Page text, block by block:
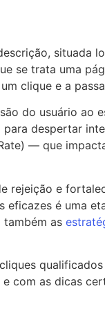
situada
se trata uma
clique e a
do usuário ao
despertar
— que
rejeição e
é uma
também as
com as dicas